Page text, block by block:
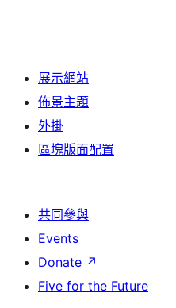
展示網站
佈景主題
外掛
區塊版面配置
共同參與
Events
Donate ↗
Five for the Future